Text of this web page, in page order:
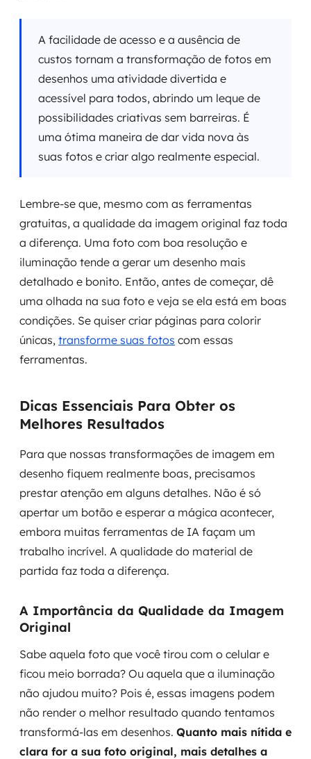
A facilidade de acesso e a ausência de
custos tornam a transformação de fotos em
desenhos uma atividade divertida e
acessível para todos, abrindo um leque de
possibilidades criativas sem barreiras. É
uma ótima maneira de dar vida nova às
suas fotos e criar algo realmente especial.
Lembre-se que, mesmo com as ferramentas
gratuitas, a qualidade da imagem original faz toda
a diferença. Uma foto com boa resolução e
iluminação tende a gerar um desenho mais
detalhado e bonito. Então, antes de começar, dê
uma olhada na sua foto e veja se ela está em boas
condições. Se quiser criar páginas para colorir
únicas, transforme suas fotos com essas
ferramentas.
Dicas Essenciais Para Obter os
Melhores Resultados
Para que nossas transformações de imagem em
desenho fiquem realmente boas, precisamos
prestar atenção em alguns detalhes. Não é só
apertar um botão e esperar a mágica acontecer,
embora muitas ferramentas de IA façam um
trabalho incrível. A qualidade do material de
partida faz toda a diferença.
A Importância da Qualidade da Imagem
Original
Sabe aquela foto que você tirou com o celular e
ficou meio borrada? Ou aquela que a iluminação
não ajudou muito? Pois é, essas imagens podem
não render o melhor resultado quando tentamos
transformá-las em desenhos. Quanto mais nítida e
clara for a sua foto original, mais detalhes a